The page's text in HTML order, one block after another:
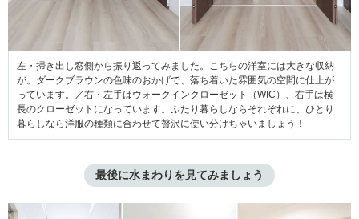
左・掃き出し窓側から振り返ってみました。こちらの洋室には大きな収納
が。ダークブラウンの色味のおかげで、落ち着いた雰囲気の空間に仕上が
っています。／右・左手はウォークインクローゼット（WIC）、右手は横
長のクローゼットになっています。ふたり暮らしならそれぞれに、ひとり
暮らしなら洋服の種類に合わせて贅沢に使い分けちゃいましょう！
最後に水まわりを見てみましょう